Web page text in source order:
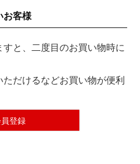
お客様
と、二度目のお買い物時に
だけるなどお買い物が便利
登録